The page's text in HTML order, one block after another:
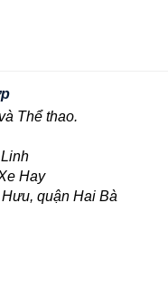
Thể thao.
Hay
quận Hai Bà